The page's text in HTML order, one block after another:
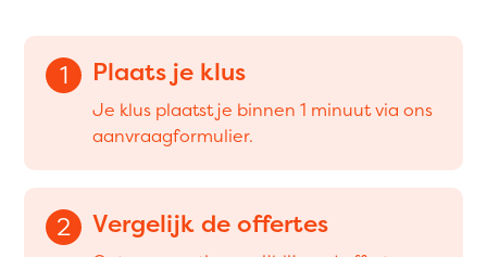
1 Plaats je klus
Je klus plaatst je binnen 1 minuut via ons
aanvraagformulier.
2 Vergelijk de offertes